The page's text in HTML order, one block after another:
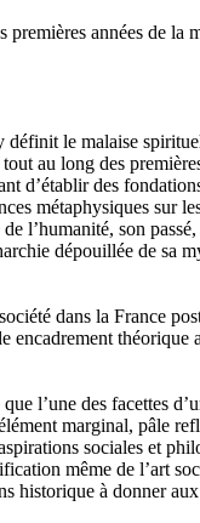
années de la
définit le malaise
au long des
d’établir des
métaphysiques sur
l’humanité, son
dépouillée de sa
dans la France
l’une des facettes
marginal, pâle
sociales et
même de l’art
historique à donner